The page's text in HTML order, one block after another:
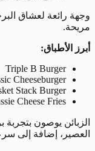
وجهة رائعة لعشاق
مريحة.
أبرز الأطباق:
Triple B Burger
Cheeseburger
Stack Burger
Cheese Fries
الزبائن يوصون
العصير، إضافة إلى